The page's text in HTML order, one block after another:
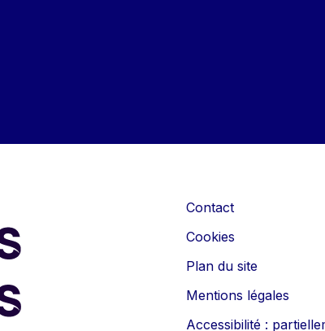
Contact
Cookies
Plan du site
Mentions légales
Accessibilité :